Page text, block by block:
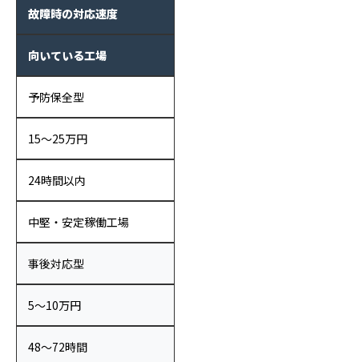
故障時の対応速度
向いている工場
予防保全型
15〜25万円
24時間以内
中堅・安定稼働工場
事後対応型
5〜10万円
48〜72時間